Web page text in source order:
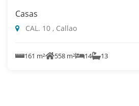
Casas
CAL. 10 , Callao
161 m² 558 m² 14 13